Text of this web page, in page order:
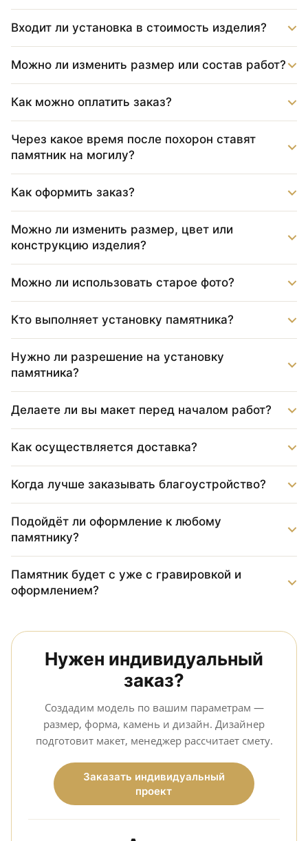
Входит ли установка в стоимость изделия?
Можно ли изменить размер или состав работ?
Как можно оплатить заказ?
Через какое время после похорон ставят
памятник на могилу?
Как оформить заказ?
Можно ли изменить размер, цвет или
конструкцию изделия?
Можно ли использовать старое фото?
Кто выполняет установку памятника?
Нужно ли разрешение на установку
памятника?
Делаете ли вы макет перед началом работ?
Как осуществляется доставка?
Когда лучше заказывать благоустройство?
Подойдёт ли оформление к любому
памятнику?
Памятник будет с уже с гравировкой и
оформлением?
Нужен индивидуальный
заказ?
Создадим модель по вашим параметрам —
размер, форма, камень и дизайн. Дизайнер
подготовит макет, менеджер рассчитает смету.
Заказать индивидуальный
проект